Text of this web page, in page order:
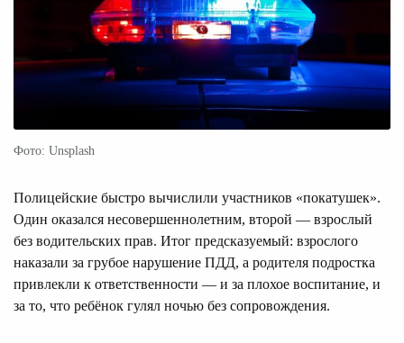
Фото: Unsplash
Полицейские быстро вычислили участников «покатушек».
Один оказался несовершеннолетним, второй — взрослый
без водительских прав. Итог предсказуемый: взрослого
наказали за грубое нарушение ПДД, а родителя подростка
привлекли к ответственности — и за плохое воспитание, и
за то, что ребёнок гулял ночью без сопровождения.